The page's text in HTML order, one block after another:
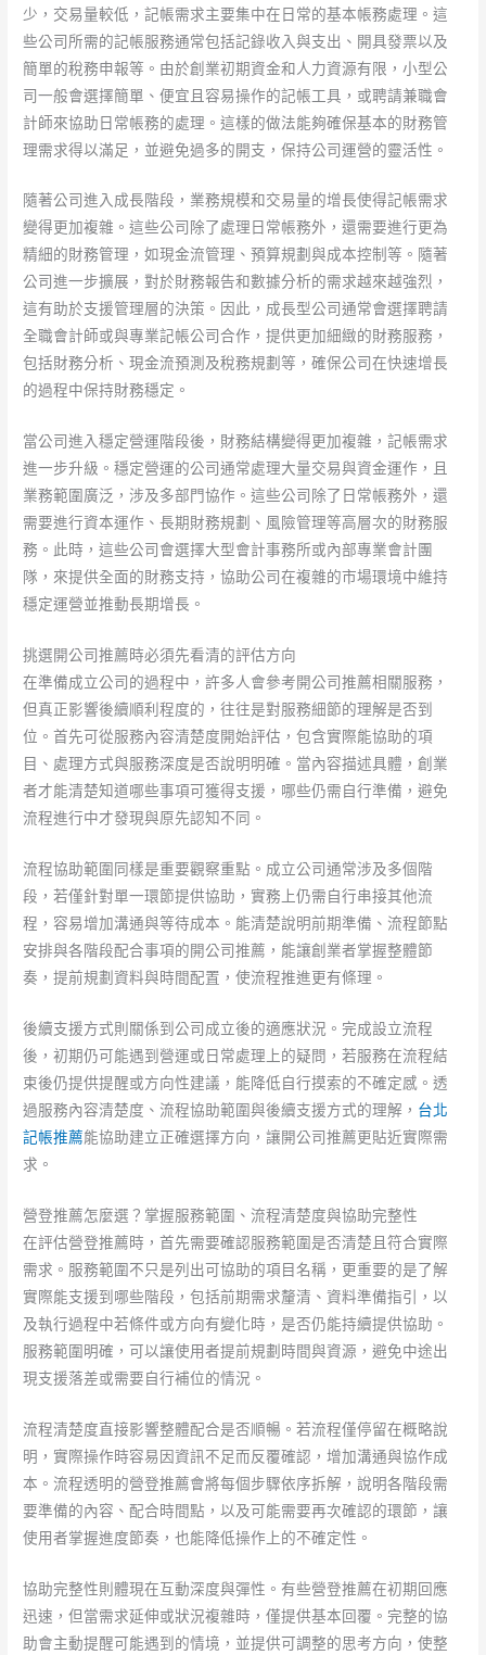
少，交易量較低，記帳需求主要集中在日常的基本帳務處理。這
些公司所需的記帳服務通常包括記錄收入與支出、開具發票以及
簡單的稅務申報等。由於創業初期資金和人力資源有限，小型公
司一般會選擇簡單、便宜且容易操作的記帳工具，或聘請兼職會
計師來協助日常帳務的處理。這樣的做法能夠確保基本的財務管
理需求得以滿足，並避免過多的開支，保持公司運營的靈活性。
隨著公司進入成長階段，業務規模和交易量的增長使得記帳需求
變得更加複雜。這些公司除了處理日常帳務外，還需要進行更為
精細的財務管理，如現金流管理、預算規劃與成本控制等。隨著
公司進一步擴展，對於財務報告和數據分析的需求越來越強烈，
這有助於支援管理層的決策。因此，成長型公司通常會選擇聘請
全職會計師或與專業記帳公司合作，提供更加細緻的財務服務，
包括財務分析、現金流預測及稅務規劃等，確保公司在快速增長
的過程中保持財務穩定。
當公司進入穩定營運階段後，財務結構變得更加複雜，記帳需求
進一步升級。穩定營運的公司通常處理大量交易與資金運作，且
業務範圍廣泛，涉及多部門協作。這些公司除了日常帳務外，還
需要進行資本運作、長期財務規劃、風險管理等高層次的財務服
務。此時，這些公司會選擇大型會計事務所或內部專業會計團
隊，來提供全面的財務支持，協助公司在複雜的市場環境中維持
穩定運營並推動長期增長。
挑選開公司推薦時必須先看清的評估方向
在準備成立公司的過程中，許多人會參考開公司推薦相關服務，
但真正影響後續順利程度的，往往是對服務細節的理解是否到
位。首先可從服務內容清楚度開始評估，包含實際能協助的項
目、處理方式與服務深度是否說明明確。當內容描述具體，創業
者才能清楚知道哪些事項可獲得支援，哪些仍需自行準備，避免
流程進行中才發現與原先認知不同。
流程協助範圍同樣是重要觀察重點。成立公司通常涉及多個階
段，若僅針對單一環節提供協助，實務上仍需自行串接其他流
程，容易增加溝通與等待成本。能清楚說明前期準備、流程節點
安排與各階段配合事項的開公司推薦，能讓創業者掌握整體節
奏，提前規劃資料與時間配置，使流程推進更有條理。
後續支援方式則關係到公司成立後的適應狀況。完成設立流程
後，初期仍可能遇到營運或日常處理上的疑問，若服務在流程結
束後仍提供提醒或方向性建議，能降低自行摸索的不確定感。透
過服務內容清楚度、流程協助範圍與後續支援方式的理解， 台北
記帳推薦能協助建立正確選擇方向，讓開公司推薦更貼近實際需
求。
營登推薦怎麼選？掌握服務範圍、流程清楚度與協助完整性
在評估營登推薦時，首先需要確認服務範圍是否清楚且符合實際
需求。服務範圍不只是列出可協助的項目名稱，更重要的是了解
實際能支援到哪些階段，包括前期需求釐清、資料準備指引，以
及執行過程中若條件或方向有變化時，是否仍能持續提供協助。
服務範圍明確，可以讓使用者提前規劃時間與資源，避免中途出
現支援落差或需要自行補位的情況。
流程清楚度直接影響整體配合是否順暢。若流程僅停留在概略說
明，實際操作時容易因資訊不足而反覆確認，增加溝通與協作成
本。流程透明的營登推薦會將每個步驟依序拆解，說明各階段需
要準備的內容、配合時間點，以及可能需要再次確認的環節，讓
使用者掌握進度節奏，也能降低操作上的不確定性。
協助完整性則體現在互動深度與彈性。有些營登推薦在初期回應
迅速，但當需求延伸或狀況複雜時，僅提供基本回覆。完整的協
助會主動提醒可能遇到的情境，並提供可調整的思考方向，使整